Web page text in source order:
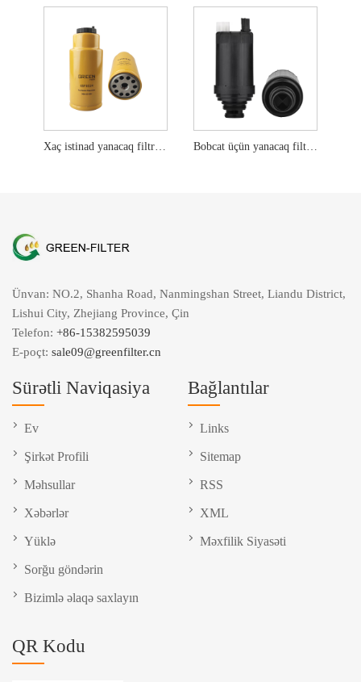
Xaç istinad yanacaq filtri elementi 423-8524 Bobcat üçün yanacaq filtri 7023589
Ünvan: NO.2, Shanha Road, Nanmingshan Street, Liandu District,
Lishui City, Zhejiang Province, Çin
Telefon: +86-15382595039
E-poçt: sale09@greenfilter.cn
Sürətli Naviqasiya
Ev
Şirkət Profili
Məhsullar
Xəbərlər
Yüklə
Sorğu göndərin
Bizimlə əlaqə saxlayın
Bağlantılar
Links
Sitemap
RSS
XML
Məxfilik Siyasəti
QR Kodu